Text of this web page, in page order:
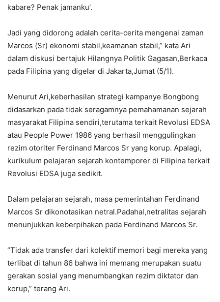
kabare? Penak jamanku’.
Jadi yang didorong adalah cerita-cerita mengenai zaman
Marcos (Sr) ekonomi stabil,keamanan stabil,” kata Ari
dalam diskusi bertajuk Hilangnya Politik Gagasan,Berkaca
pada Filipina yang digelar di Jakarta,Jumat (5/1).
Menurut Ari,keberhasilan strategi kampanye Bongbong
didasarkan pada tidak seragamnya pemahamanan sejarah
masyarakat Filipina sendiri,terutama terkait Revolusi EDSA
atau People Power 1986 yang berhasil menggulingkan
rezim otoriter Ferdinand Marcos Sr yang korup. Apalagi,
kurikulum pelajaran sejarah kontemporer di Filipina terkait
Revolusi EDSA juga sedikit.
Dalam pelajaran sejarah, masa pemerintahan Ferdinand
Marcos Sr dikonotasikan netral.Padahal,netralitas sejarah
menunjukkan keberpihakan pada Ferdinand Marcos Sr.
“Tidak ada transfer dari kolektif memori bagi mereka yang
terlibat di tahun 86 bahwa ini memang merupakan suatu
gerakan sosial yang menumbangkan rezim diktator dan
korup,” terang Ari.